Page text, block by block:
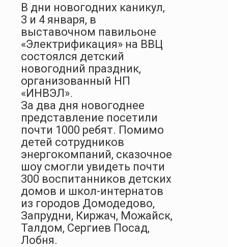
В дни новогодних каникул,
3 и 4 января, в
выставочном павильоне
«Электрификация» на ВВЦ
состоялся детский
новогодний праздник,
организованный НП
«ИНВЭЛ».
За два дня новогоднее
представление посетили
почти 1000 ребят. Помимо
детей сотрудников
энергокомпаний, сказочное
шоу смогли увидеть почти
300 воспитанников детских
домов и школ-интернатов
из городов Домодедово,
Запрудни, Киржач, Можайск,
Талдом, Сергиев Посад,
Лобня.